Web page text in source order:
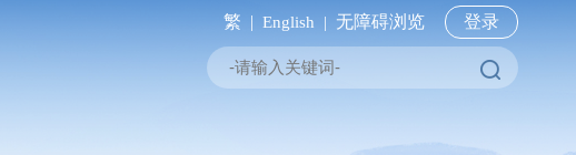
繁 | English | 无障碍浏览 登录